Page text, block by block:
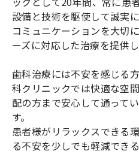
設備と技術を駆使して誠実
コミュニケーションを大切
ーズに対応した治療を提供し
歯科治療には不安を感じる
科クリニックでは快適な空
配の方まで安心して通って
す。
患者様がリラックスできる
る不安を少しでも軽減でき